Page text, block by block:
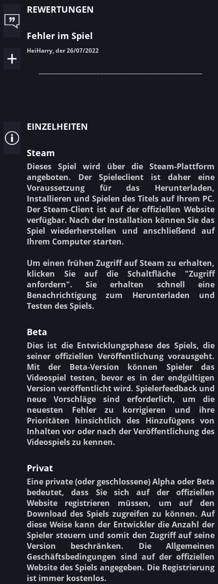
rewertungen
Fehler im Spiel
HeiHarry, der 26/07/2022
einzelheiten
Steam
Dieses Spiel wird über die Steam-Plattform
angeboten. Der Spieleclient ist daher eine
Voraussetzung für das Herunterladen,
Installieren und Spielen des Titels auf Ihrem PC.
Der Steam-Client ist auf der offiziellen Website
verfügbar. Nach der Installation können Sie das
Spiel wiederherstellen und anschließend auf
Ihrem Computer starten.
Um einen frühen Zugriff auf Steam zu erhalten,
klicken Sie auf die Schaltfläche "Zugriff
anfordern". Sie erhalten schnell eine
Benachrichtigung zum Herunterladen und
Testen des Spiels.
Beta
Dies ist die Entwicklungsphase des Spiels, die
seiner offiziellen Veröffentlichung vorausgeht.
Mit der Beta-Version können Spieler das
Videospiel testen, bevor es in der endgültigen
Version veröffentlicht wird. Spielerfeedback und
neue Vorschläge sind erforderlich, um die
neuesten Fehler zu korrigieren und ihre
Prioritäten hinsichtlich des Hinzufügens von
Inhalten vor oder nach der Veröffentlichung des
Videospiels zu kennen.
Privat
Eine private (oder geschlossene) Alpha oder Beta
bedeutet, dass Sie sich auf der offiziellen
Website registrieren müssen, um auf den
Download des Spiels zugreifen zu können. Auf
diese Weise kann der Entwickler die Anzahl der
Spieler steuern und somit den Zugriff auf seine
Version beschränken. Die Allgemeinen
Geschäftsbedingungen sind auf der offiziellen
Website des Spiels angegeben. Die Registrierung
ist immer kostenlos.